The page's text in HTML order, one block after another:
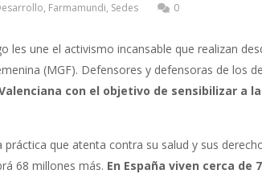
, Farmamundi, Sedes 0
les une el activismo incansable que realizan
(MGF). Defensores y defensoras de los
con el objetivo de sensibilizar a la
que atenta contra su salud y sus
68 millones más. En España viven cerca de